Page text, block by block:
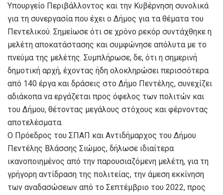
Υπουργείο Περιβάλλοντος και την Κυβέρνηση συνολικά
για τη συνεργασία που έχει ο Δήμος για τα θέματα του
Πεντελικού. Σημείωσε ότι σε χρόνο ρεκόρ συντάχθηκε η
μελέτη αποκατάστασης και συμφώνησε απόλυτα με το
πνεύμα της μελέτης. Συμπλήρωσε, δε, ότι η σημερινή
δημοτική αρχή, έχοντας ήδη ολοκληρώσει περισσότερα
από 140 έργα και δράσεις στο Δήμο Πεντέλης, συνεχίζει
αδιάκοπα να εργάζεται προς όφελος των πολιτών και
του Δήμου, θέτοντας μεγάλους στόχους και φέρνοντας
αποτελέσματα.
Ο Πρόεδρος του ΣΠΑΠ και Αντιδήμαρχος του Δήμου
Πεντέλης Βλάσσης Σιώμος, δήλωσε ιδιαίτερα
ικανοποιημένος από την παρουσιαζόμενη μελέτη, για τη
γρήγορη αντίδραση της πολιτείας, την άμεση εκκίνηση
των αναδασώσεων από το Σεπτέμβριο του 2022, προς